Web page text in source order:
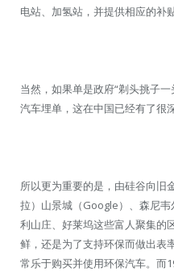
电站、加氢站，并提供相应的补贴
当然，如果单是政府“剃头挑子
汽车埋单，这在中国已经有了很
所以更为重要的是，由硅谷向旧
拉）山景城（Google）、森尼
利山庄、好莱坞这些富人聚集的
鲜，还是为了支持环保而做出表
常乐于购买并使用环保汽车。而